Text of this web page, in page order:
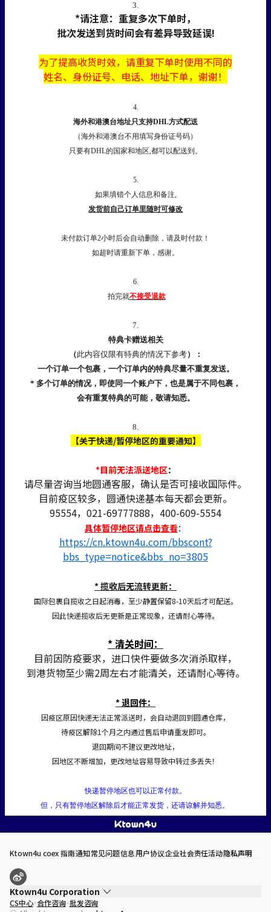
3.
*请注意：重复多次下单时，
批次发送到货时间会有差异导致延误!
为了提高收货时效， 请重复下单时使用不同的
姓名、身份证号、电话、地址下单，谢谢！
4.
海外和港澳台地址只支持DHL方式配送
（海外和港澳台不用填写身份证号码）
只要有DHL的国家和地区,都可以配送到。
5.
如果填错个人信息和备注,
发货前自己订单里随时可修改
未付款订单2小时后会自动删除，请及时付款！
如超时请重新下单，感谢。
6.
拍完就不接受退款
7.
特典卡赠送相关
（此内容仅限有特典的情况下参考）：
一个订单一个包裹，一个订单内的特典尽量不重复发送。
* 多个订单的情况，即使同一个账户下，也是属于不同包裹，
会有重复特典的可能，敬请知悉。
8.
【关于快递/暂停地区的重要通知】
*目前无法派送地区：
请尽量咨询当地圆通客服，确认是否可接收国际件。
目前疫区较多，圆通快递基本每天都会更新。
95554，021-69777888，400-609-5554
具体暂停地区请点击查看：
https://cn.ktown4u.com/bbscont?
bbs_type=notice&bbs_no=3805
* 揽收后无流转更新：
国际包裹自揽收之日起消毒，至少静置保留8-10天后才可配送。
因此快递揽收后无更新是正常现象，还请耐心等待。
* 清关时间：
目前因防疫要求，进口快件要做多次消杀取样，
到港货物至少需2周左右才能清关，还请耐心等待。
* 退回件：
因疫区原因快递无法正常派送时，会自动退回到圆通仓库，
待疫区解除1个月之内通过售后申请重发即可。
退回期间不建议更改地址，
因地区不断增加，更改地址容易导致中转过多丢失！
快递暂停地区也可以正常付款。
但，只有暂停地区解除后才能正常发货，还请谅解并知悉。
Ktown4u coex 指南通知常见问题信息用户协议企业社会责任活动隐私声明
Ktown4u Corporation
代表 宋効珉
CS中心 合作咨询 批发咨询